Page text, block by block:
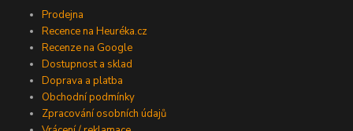
Prodejna
Recence na Heuréka.cz
Recenze na Google
Dostupnost a sklad
Doprava a platba
Obchodní podmínky
Zpracování osobních údajů